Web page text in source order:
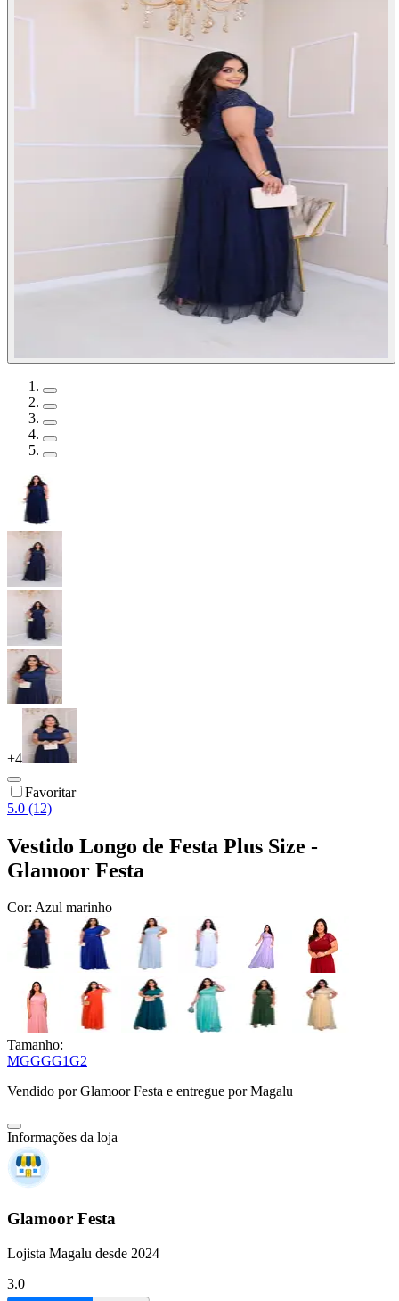
+4
Favoritar
5.0 (12)
Vestido Longo de Festa Plus Size -
Glamoor Festa
Cor: Azul marinho
Tamanho:
MGGGG1G2
Vendido porGlamoor Festa e entregue por Magalu
Informações da loja
Glamoor Festa
Lojista Magalu desde 2024
3.0